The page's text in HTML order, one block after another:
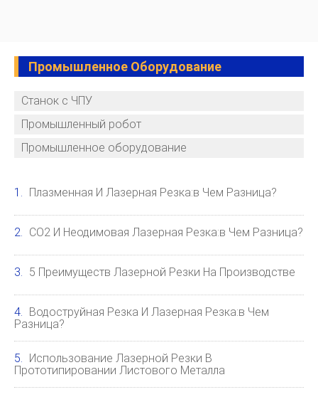
Промышленное Оборудование
Станок с ЧПУ
Промышленный робот
Промышленное оборудование
Плазменная И Лазерная Резка:в Чем Разница?
CO2 И Неодимовая Лазерная Резка:в Чем Разница?
5 Преимуществ Лазерной Резки На Производстве
Водоструйная Резка И Лазерная Резка:в Чем
Разница?
Использование Лазерной Резки В
Прототипировании Листового Металла